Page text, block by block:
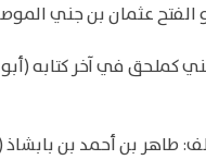
كملحق في آخر كتابه